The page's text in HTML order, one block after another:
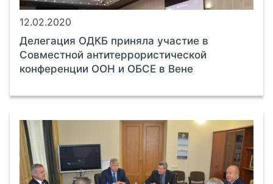
12.02.2020
Делегация ОДКБ приняла участие в
Совместной антитеррористической
конференции ООН и ОБСЕ в Вене